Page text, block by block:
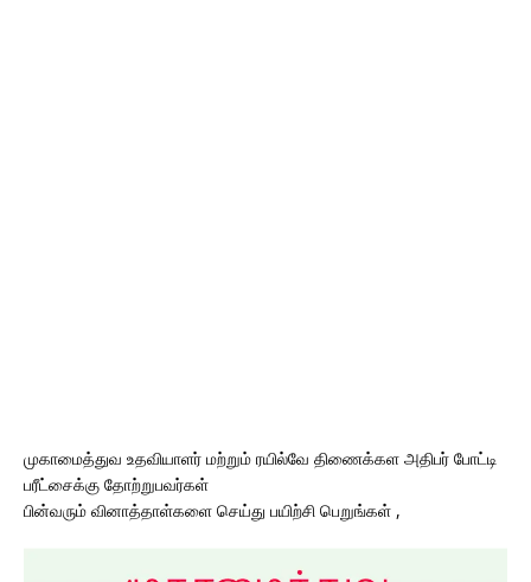
முகாமைத்துவ உதவியாளர் மற்றும் ரயில்வே திணைக்கள அதிபர் போட்டி
பரீட்சைக்கு தோற்றுபவர்கள்
பின்வரும் வினாத்தாள்களை செய்து பயிற்சி பெறுங்கள் ,